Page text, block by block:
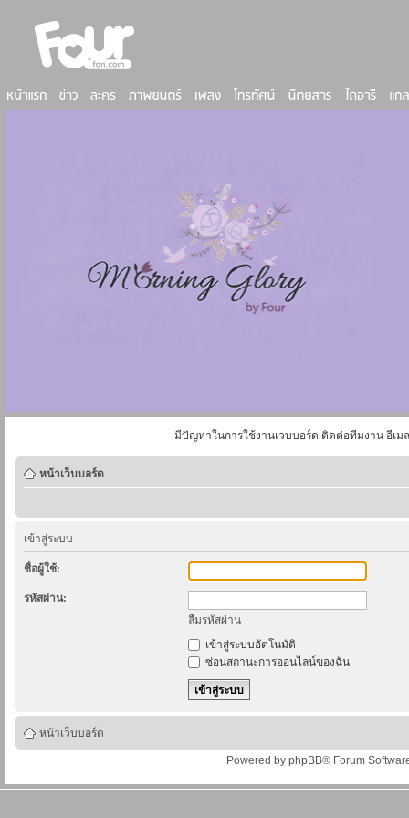
มีปัญหาในการใช้งานเวบบอร์ด ติดต่อทีมงาน อีเม
หน้าเว็บบอร์ด
เข้าสู่ระบบ
ชื่อผู้ใช้:
รหัสผ่าน:
ลืมรหัสผ่าน
เข้าสู่ระบบอัตโนมัติ
ซ่อนสถานะการออนไลน์ของฉัน
หน้าเว็บบอร์ด
Powered by phpBB® Forum